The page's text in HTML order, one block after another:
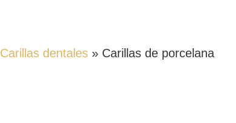
Carillas dentales » Carillas de porcelana